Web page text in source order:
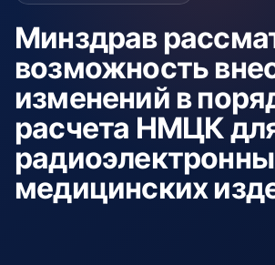
Минздрав
возможность
изменений в
расчета НМЦК
медицинских